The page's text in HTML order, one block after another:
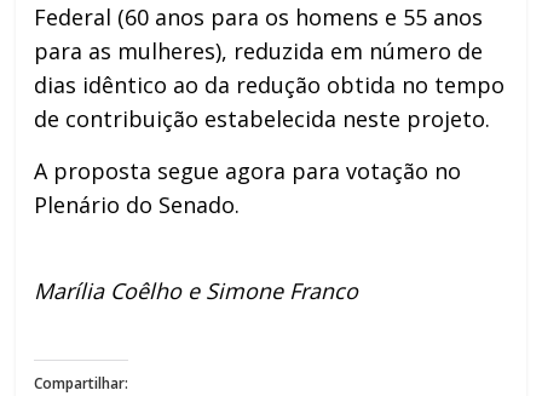
Federal (60 anos para os homens e 55 anos
para as mulheres), reduzida em número de
dias idêntico ao da redução obtida no tempo
de contribuição estabelecida neste projeto.
A proposta segue agora para votação no
Plenário do Senado.
Marília Coêlho e Simone Franco
Compartilhar: